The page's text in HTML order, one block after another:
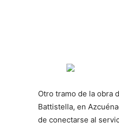
Otro tramo de la obra
Battistella, en
de conectarse al